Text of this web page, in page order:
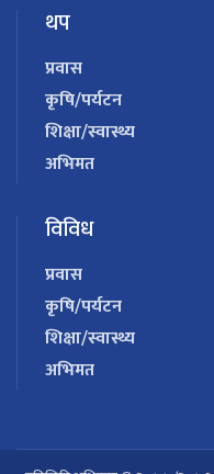
थप
प्रवास
कृषि/पर्यटन
शिक्षा/स्वास्थ्य
अभिमत
विविध
प्रवास
कृषि/पर्यटन
शिक्षा/स्वास्थ्य
अभिमत